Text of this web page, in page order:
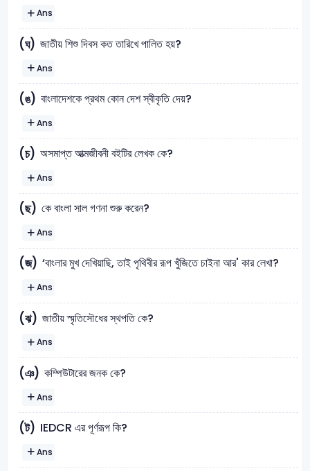
Ans
(ঘ) জাতীয় শিশু দিবস কত তারিখে পালিত হয়?
Ans
(ঙ) বাংলাদেশকে প্রথম কোন দেশ স্বীকৃতি দেয়?
Ans
(চ) অসমাপ্ত আত্মজীবনী বইটির লেখক কে?
Ans
(ছ) কে বাংলা সাল গণনা শুরু করেন?
Ans
(জ) ‘বাংলার মুখ দেখিয়াছি, তাই পৃথিবীর রূপ খুঁজিতে চাইনা আর' কার লেখা?
Ans
(ঝ) জাতীয় স্মৃতিসৌধের স্থপতি কে?
Ans
(ঞ) কম্পিউটারের জনক কে?
Ans
(ট) IEDCR এর পূর্ণরূপ কি?
Ans